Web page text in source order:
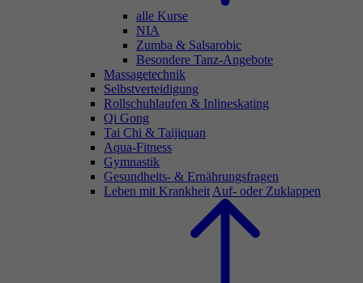
alle Kurse
NIA
Zumba & Salsarobic
Besondere Tanz-Angebote
Massagetechnik
Selbstverteidigung
Rollschuhlaufen & Inlineskating
Qi Gong
Tai Chi & Taijiquan
Aqua-Fitness
Gymnastik
Gesundheits- & Ernährungsfragen
Leben mit Krankheit Auf- oder Zuklappen